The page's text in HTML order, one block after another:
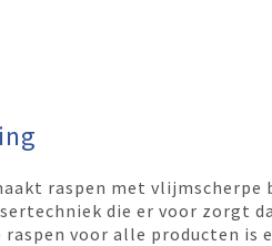
raspen met vlijmscherpe
die er voor zorgt
voor alle producten is